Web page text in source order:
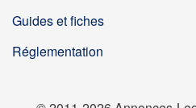
Guides et fiches
Réglementation